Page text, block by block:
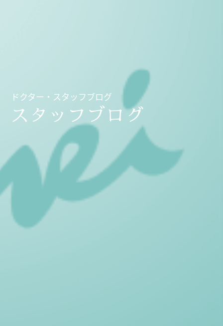
ドクター・スタッフブログ
スタッフブログ